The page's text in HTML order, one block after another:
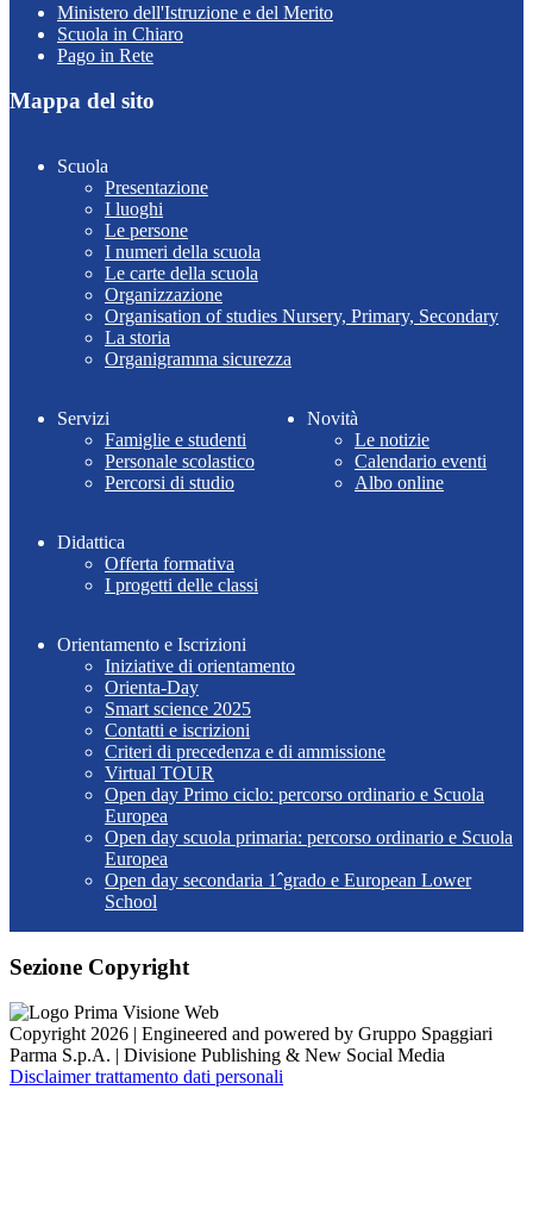
Ministero dell'Istruzione e del Merito
Scuola in Chiaro
Pago in Rete
Mappa del sito
Scuola
Presentazione
I luoghi
Le persone
I numeri della scuola
Le carte della scuola
Organizzazione
Organisation of studies Nursery, Primary, Secondary
La storia
Organigramma sicurezza
Servizi
Famiglie e studenti
Personale scolastico
Percorsi di studio
Novità
Le notizie
Calendario eventi
Albo online
Didattica
Offerta formativa
I progetti delle classi
Orientamento e Iscrizioni
Iniziative di orientamento
Orienta-Day
Smart science 2025
Contatti e iscrizioni
Criteri di precedenza e di ammissione
Virtual TOUR
Open day Primo ciclo: percorso ordinario e Scuola
Europea
Open day scuola primaria: percorso ordinario e Scuola
Europea
Open day secondaria 1ˆgrado e European Lower
School
Sezione Copyright
Copyright 2026 | Engineered and powered by Gruppo Spaggiari
Parma S.p.A. | Divisione Publishing & New Social Media
Disclaimer trattamento dati personali